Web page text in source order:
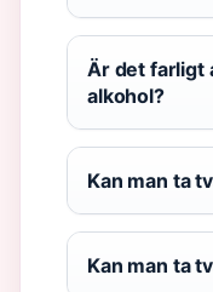
Är det farligt
alkohol?
Kan man ta
Kan man ta